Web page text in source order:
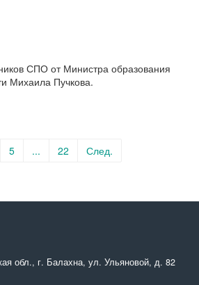
СПО от Министра образования
Михаила Пучкова.
5 ... 22 След.
обл., г. Балахна, ул. Ульяновой, д. 82